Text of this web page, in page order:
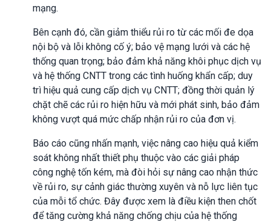
mạng.
Bên cạnh đó, cần giảm thiểu rủi ro từ các mối đe dọa
nội bộ và lỗi không cố ý; bảo vệ mạng lưới và các hệ
thống quan trọng; bảo đảm khả năng khôi phục dịch vụ
và hệ thống CNTT trong các tình huống khẩn cấp; duy
trì hiệu quả cung cấp dịch vụ CNTT; đồng thời quản lý
chặt chẽ các rủi ro hiện hữu và mới phát sinh, bảo đảm
không vượt quá mức chấp nhận rủi ro của đơn vị.
Báo cáo cũng nhấn mạnh, việc nâng cao hiệu quả kiểm
soát không nhất thiết phụ thuộc vào các giải pháp
công nghệ tốn kém, mà đòi hỏi sự nâng cao nhận thức
về rủi ro, sự cảnh giác thường xuyên và nỗ lực liên tục
của mỗi tổ chức. Đây được xem là điều kiện then chốt
để tăng cường khả năng chống chịu của hệ thống